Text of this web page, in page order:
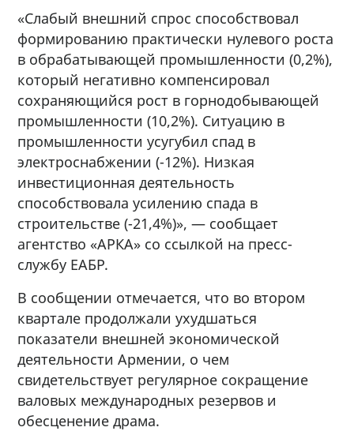
«Слабый внешний спрос способствовал
формированию практически нулевого роста
в обрабатывающей промышленности (0,2%),
который негативно компенсировал
сохраняющийся рост в горнодобывающей
промышленности (10,2%). Ситуацию в
промышленности усугубил спад в
электроснабжении (-12%). Низкая
инвестиционная деятельность
способствовала усилению спада в
строительстве (-21,4%)», — cообщает
агентство «АРКА» со ссылкой на пресс-
службу ЕАБР.
В сообщении отмечается, что во втором
квартале продолжали ухудшаться
показатели внешней экономической
деятельности Армении, о чем
свидетельствует регулярное сокращение
валовых международных резервов и
обесценение драма.